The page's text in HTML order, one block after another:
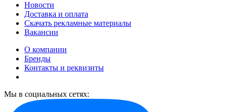
Новости
Доставка и оплата
Скачать рекламные материалы
Вакансии
О компании
Бренды
Контакты и реквизиты
Мы в социальных сетях: